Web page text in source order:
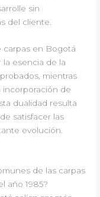
sin
del cliente.
carpas en Bogotá
esencia de la
mientras
incorporación de
dualidad resulta
satisfacer las
evolución.
de las carpas
año 1985?